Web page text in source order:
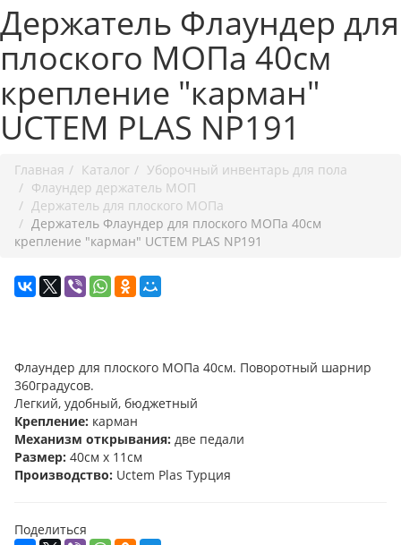
Держатель Флаундер для
плоского МОПа 40см
крепление "карман"
UCTEM PLAS NP191
Главная Каталог
Уборочный инвентарь для пола
Флаундер держатель МОП
Держатель для плоского МОПа
Держатель Флаундер для плоского МОПа 40см
крепление "карман" UCTEM PLAS NP191
Флаундер для плоского МОПа 40см. Поворотный шарнир
360градусов.
Легкий, удобный, бюджетный
Крепление: карман
Механизм открывания: две педали
Размер: 40см х 11см
Производство: Uctem Plas Турция
Поделиться